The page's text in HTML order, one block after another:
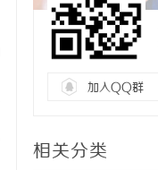
加入QQ群
相关分类